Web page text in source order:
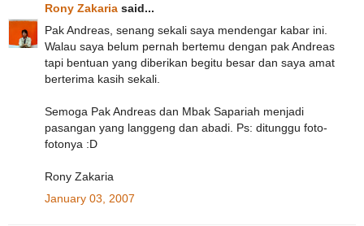
Rony Zakaria said...
Pak Andreas, senang sekali saya mendengar kabar ini.
Walau saya belum pernah bertemu dengan pak Andreas
tapi bentuan yang diberikan begitu besar dan saya amat
berterima kasih sekali.
Semoga Pak Andreas dan Mbak Sapariah menjadi
pasangan yang langgeng dan abadi. Ps: ditunggu foto-
fotonya :D
Rony Zakaria
January 03, 2007